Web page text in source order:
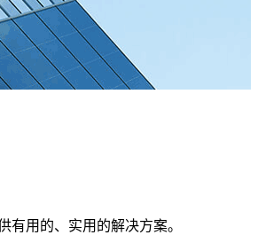
有用的、实用的解决方案。